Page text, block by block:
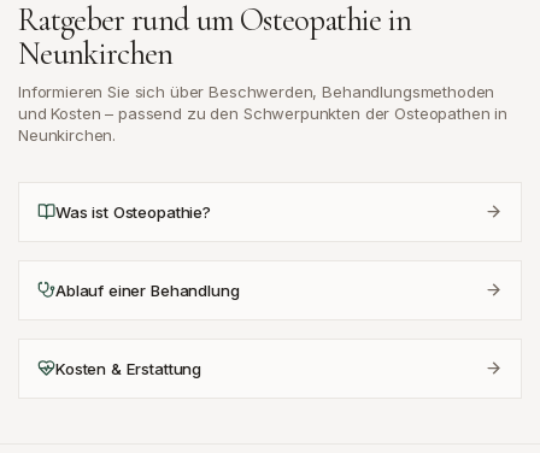
Ratgeber rund um Osteopathie in
Neunkirchen
Informieren Sie sich über Beschwerden, Behandlungsmethoden
und Kosten – passend zu den Schwerpunkten der Osteopathen in
Neunkirchen.
Was ist Osteopathie?
Ablauf einer Behandlung
Kosten & Erstattung